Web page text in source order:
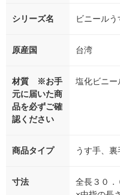
シリーズ名 ビニール
原産国 台湾
材質 ※お手
元に届いた商
品を必ずご確
認ください
塩化ビニー
商品タイプ うす手、裏
寸法
全長３０．